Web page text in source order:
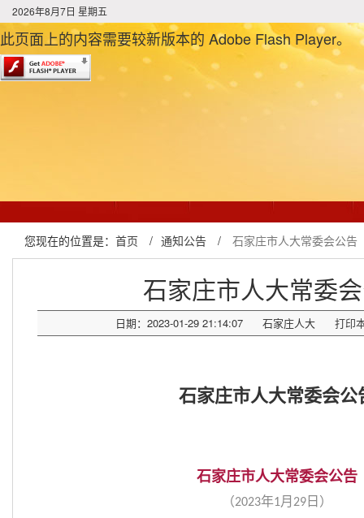
2026年8月7日 星期五
此页面上的内容需要较新版本的 Adobe Flash Player。
您现在的位置是： 首页 / 通知公告 / 石家庄市人大常委会公告
石家庄市人大常委
日期：2023-01-29 21:14:07 石家庄人大 打印
石家庄市人大常委会公
石家庄市人大常委会公告
（2023年1月 29日）